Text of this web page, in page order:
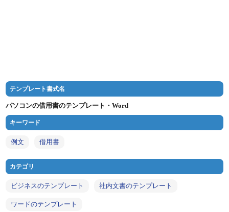
テンプレート書式名
パソコンの借用書のテンプレート・Word
キーワード
例文 借用書
カテゴリ
ビジネスのテンプレート 社内文書のテンプレート
ワードのテンプレート